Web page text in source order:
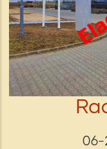
06-